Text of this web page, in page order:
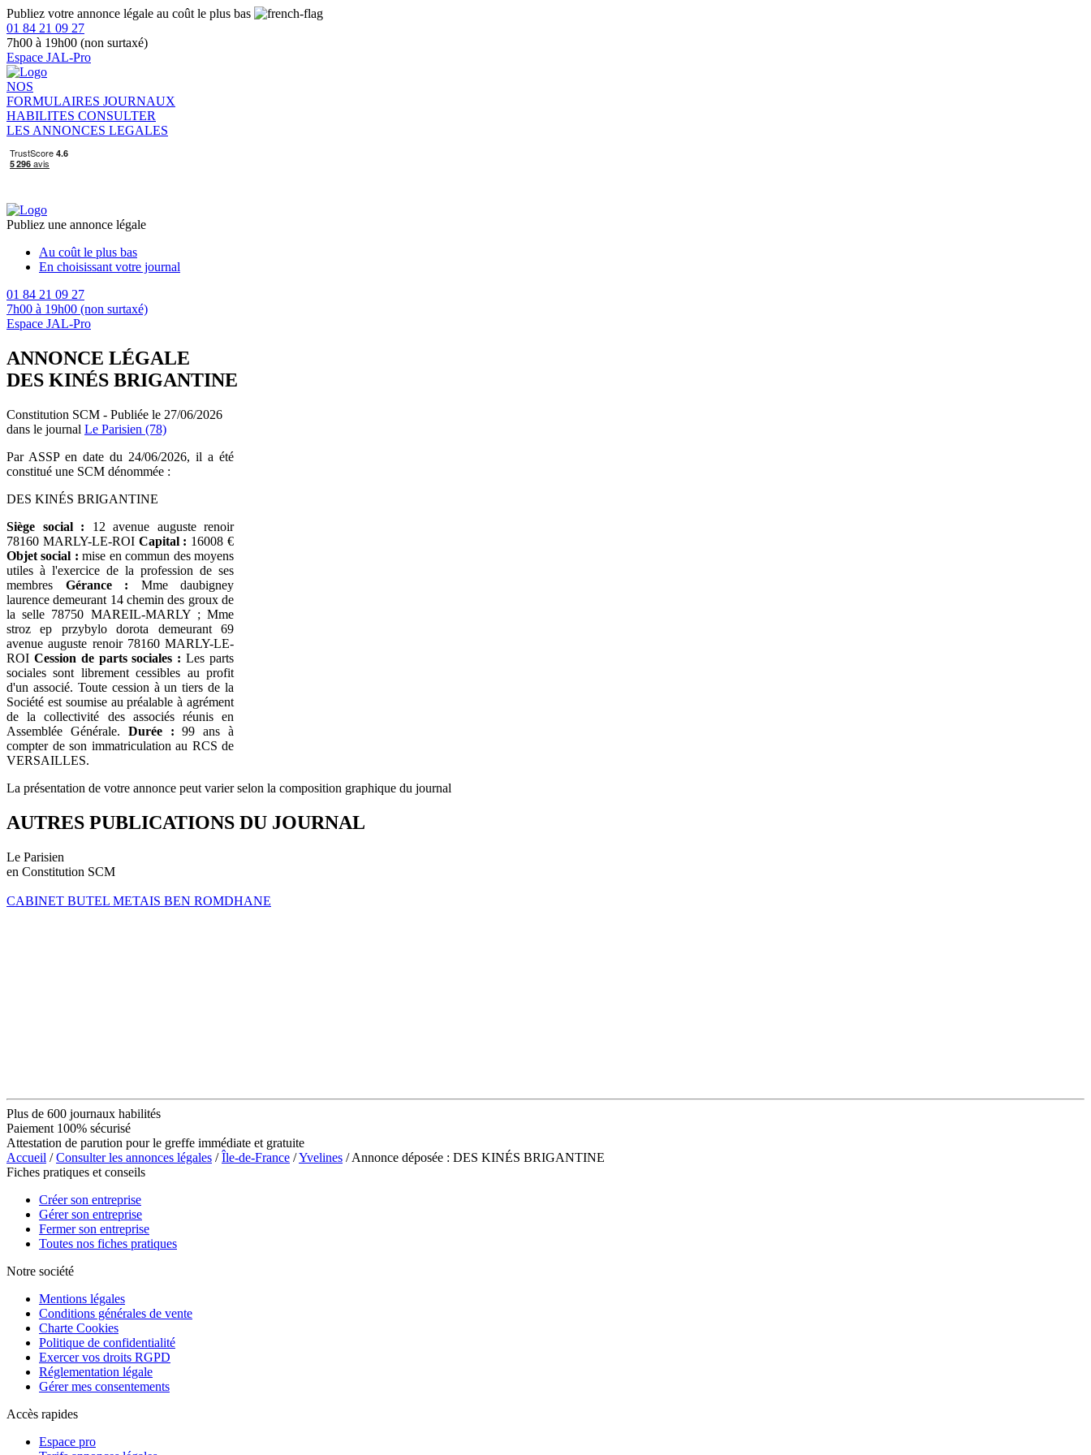
Publiez votre annonce légale au coût le plus bas
01 84 21 09 27
7h00 à 19h00 (non surtaxé)
Espace JAL-Pro
NOS
FORMULAIRES JOURNAUX
HABILITES CONSULTER
LES ANNONCES LEGALES
Publiez une annonce légale
Au coût le plus bas
En choisissant votre journal
01 84 21 09 27
7h00 à 19h00 (non surtaxé)
Espace JAL-Pro
ANNONCE LÉGALE
DES KINÉS BRIGANTINE
Constitution SCM - Publiée le 27/06/2026
dans le journal Le Parisien (78)
Par ASSP en date du 24/06/2026, il a été
constitué une SCM dénommée :
DES KINÉS BRIGANTINE
Siège social : 12 avenue auguste renoir
78160 MARLY-LE-ROI Capital : 16008 €
Objet social : mise en commun des moyens
utiles à l'exercice de la profession de ses
membres Gérance : Mme daubigney
laurence demeurant 14 chemin des groux de
la selle 78750 MAREIL-MARLY ; Mme
stroz ep przybylo dorota demeurant 69
avenue auguste renoir 78160 MARLY-LE-
ROI Cession de parts sociales : Les parts
sociales sont librement cessibles au profit
d'un associé. Toute cession à un tiers de la
Société est soumise au préalable à agrément
de la collectivité des associés réunis en
Assemblée Générale. Durée : 99 ans à
compter de son immatriculation au RCS de
VERSAILLES.
La présentation de votre annonce peut varier selon la composition graphique du journal
AUTRES PUBLICATIONS DU JOURNAL
Le Parisien
en Constitution SCM
CABINET BUTEL METAIS BEN ROMDHANE
Plus de 600 journaux habilités
Paiement 100% sécurisé
Attestation de parution pour le greffe immédiate et gratuite
Accueil /Consulter les annonces légales /Île-de-France /Yvelines / Annonce déposée : DES KINÉS BRIGANTINE
Fiches pratiques et conseils
Créer son entreprise
Gérer son entreprise
Fermer son entreprise
Toutes nos fiches pratiques
Notre société
Mentions légales
Conditions générales de vente
Charte Cookies
Politique de confidentialité
Exercer vos droits RGPD
Réglementation légale
Gérer mes consentements
Accès rapides
Espace pro